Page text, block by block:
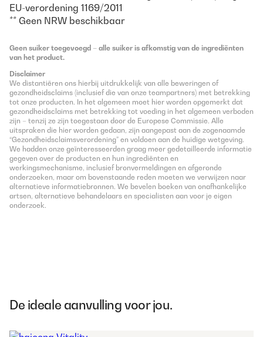
EU-verordening 1169/2011
** Geen NRW beschikbaar
Geen suiker toegevoegd – alle suiker is afkomstig van de ingrediënten
van het product.
Disclaimer
We distantiëren ons hierbij uitdrukkelijk van alle beweringen of
gezondheidsclaims (inclusief die van onze teampartners) met betrekking
tot onze producten. In het algemeen moet hier worden opgemerkt dat
gezondheidsclaims met betrekking tot voeding in het algemeen verboden
zijn – tenzij ze zijn toegestaan door de Europese Commissie. Alle
uitspraken die hier worden gedaan, zijn aangepast aan de zogenaamde
“Gezondheidsclaimsverordening” en voldoen aan de huidige wetgeving.
We hadden onze geïnteresseerden graag meer gedetailleerde informatie
gegeven over de producten en hun ingrediënten en
werkingsmechanisme, inclusief bronvermeldingen en afgeronde
onderzoeken, maar om bovenstaande reden moeten we verwijzen naar
alternatieve informatiebronnen. We bevelen boeken van onafhankelijke
artsen, alternatieve behandelaars en specialisten aan voor je eigen
onderzoek.
De ideale aanvulling voor jou.